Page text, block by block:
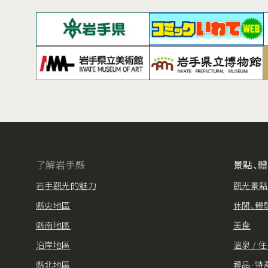
了解岩手縣
岩手觀光的魅力
縣央地區
縣南地區
沿岸地區
縣北地區
景點、
觀光景點
休閒、體
美食
溫泉 /
禮品·特